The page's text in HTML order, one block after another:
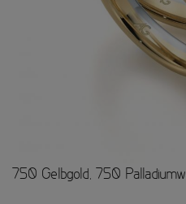
750 Gelbgold, 750